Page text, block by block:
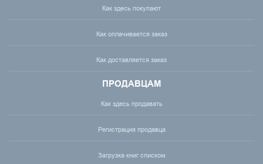
Как здесь покупают
Как оплачивается заказ
Как доставляется заказ
ПРОДАВЦАМ
Как здесь продавать
Регистрация продавца
Загрузка книг списком